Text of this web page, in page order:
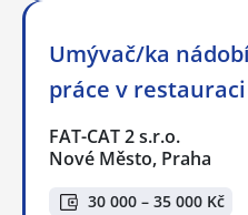
Umývač/ka
práce v restauraci
FAT-CAT 2 s.r.o.
Nové Město, Praha
30 000 – 35 000 Kč